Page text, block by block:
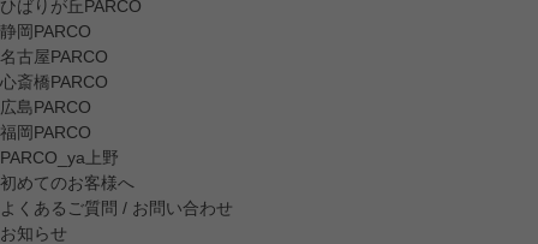
ひばりが丘PARCO
静岡PARCO
名古屋PARCO
心斎橋PARCO
広島PARCO
福岡PARCO
PARCO_ya上野
初めてのお客様へ
よくあるご質問 / お問い合わせ
お知らせ